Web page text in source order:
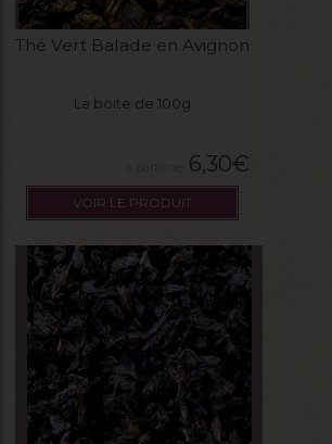
Thé Vert Balade en Avignon
La boite de 100g
6,30€
VOIR LE PRODUIT